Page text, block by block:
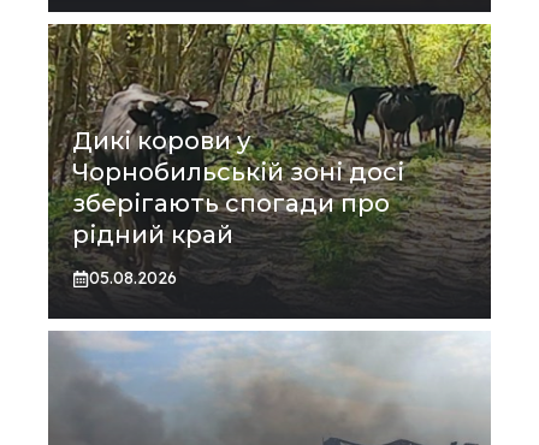
Дикі корови у
Чорнобильській зоні досі
зберігають спогади про
рідний край
05.08.2026